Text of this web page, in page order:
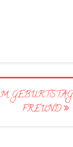
GEBURTSTAG
FREUND